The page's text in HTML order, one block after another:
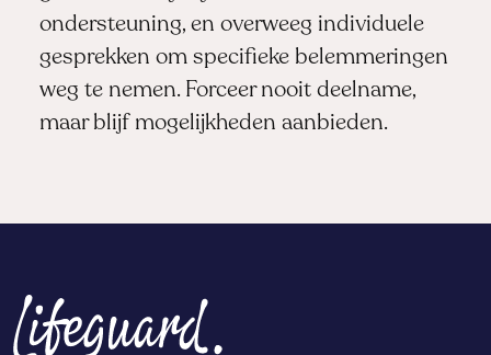
ondersteuning, en overweeg individuele
gesprekken om specifieke belemmeringen
weg te nemen. Forceer nooit deelname,
maar blijf mogelijkheden aanbieden.